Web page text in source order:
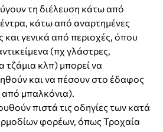
τη διέλευση κάτω από
κάτω από αναρτημένες
και γενικά από περιοχές, όπου
(πχ γλάστρες,
τζάμια κλπ) μπορεί να
και να πέσουν στο έδαφος
μπαλκόνια).
πιστά τις οδηγίες των κατά
φορέων, όπως Τροχαία